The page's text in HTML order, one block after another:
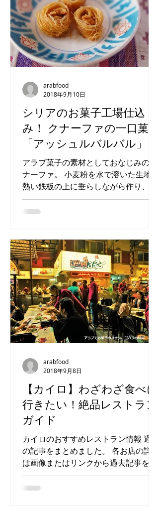
【インド】ムンバイのペ
ルシア文化
シリアのお菓子工場仕込
み！ クナーファの一口菓子
「アッシュルバルバル」
アラブ菓子の素材としておなじみのク
ナーファ。 小麦粉を水で溶いた生地を
熱い鉄板の上に垂らしながら作り、で
きたてはふわふわ柔らかく、滑らかな
髪の毛のよう。 この生地にナッツやク
arabfood
2018年9月10日
【カイロ】わざわざ食べに
行きたい！絶品レストラン
ガイド
カイロのおすすめレストラン情報 過去
の記事をまとめました。 各お店の詳細
は画像またはリンクから過去記事をご
覧ください！ カイロにはまだまだオス
スメのお店がたくさんあります。随時
arabfood
2018年9月8日